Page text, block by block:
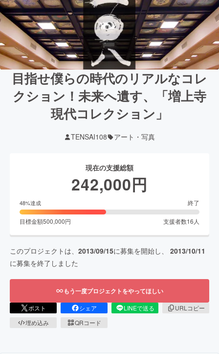
目指せ僕らの時代のリアルなコレ
クション！未来へ遺す、「増上寺
現代コレクション」
TENSAI108 アート・写真
現在の支援総額
242,000円
48%達成 終了
目標金額500,000円 支援者数16 人
このプロジェクトは、 2013/09/15に募集を開始し、 2013/10/11
に募集を終了しました
もう一度プロジェクトをやってほしい
ポスト シェア LINEで送る
URLコピー
埋め込み
QRコード